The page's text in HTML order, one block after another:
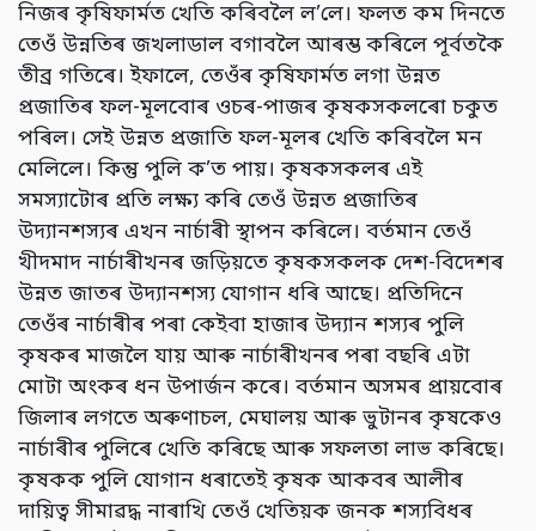
নিজৰ কৃষিফাৰ্মত খেতি কৰিবলৈ ল’লে। ফলত কম দিনতে
তেওঁ উন্নতিৰ জখলাডাল বগাবলৈ আৰম্ভ কৰিলে পূৰ্বতকৈ
তীব্ৰ গতিৰে। ইফালে, তেওঁৰ কৃষিফাৰ্মত লগা উন্নত
প্ৰজাতিৰ ফল-মূলবোৰ ওচৰ-পাজৰ কৃষকসকলৰো চকুত
পৰিল। সেই উন্নত প্ৰজাতি ফল-মূলৰ খেতি কৰিবলৈ মন
মেলিলে। কিন্তু পুলি ক’ত পায়। কৃষকসকলৰ এই
সমস্যাটোৰ প্ৰতি লক্ষ্য কৰি তেওঁ উন্নত প্ৰজাতিৰ
উদ্যানশস্যৰ এখন নাৰ্চাৰী স্থাপন কৰিলে। বৰ্তমান তেওঁ
খীদমাদ নাৰ্চাৰীখনৰ জড়িয়তে কৃষকসকলক দেশ-বিদেশৰ
উন্নত জাতৰ উদ্যানশস্য যোগান ধৰি আছে। প্ৰতিদিনে
তেওঁৰ নাৰ্চাৰীৰ পৰা কেইবা হাজাৰ উদ্যান শস্যৰ পুলি
কৃষকৰ মাজলৈ যায় আৰু নাৰ্চাৰীখনৰ পৰা বছৰি এটা
মোটা অংকৰ ধন উপাৰ্জন কৰে। বৰ্তমান অসমৰ প্ৰায়বোৰ
জিলাৰ লগতে অৰুণাচল, মেঘালয় আৰু ভুটানৰ কৃষকেও
নাৰ্চাৰীৰ পুলিৰে খেতি কৰিছে আৰু সফলতা লাভ কৰিছে।
কৃষকক পুলি যোগান ধৰাতেই কৃষক আকবৰ আলীৰ
দায়িত্ব সীমাৱদ্ধ নাৰাখি তেওঁ খেতিয়ক জনক শস্যবিধৰ